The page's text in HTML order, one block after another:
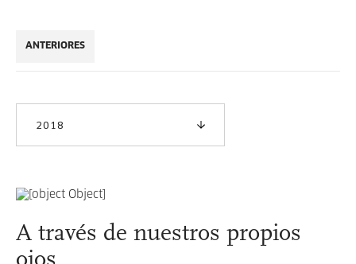
ANTERIORES
2018
A través de nuestros propios